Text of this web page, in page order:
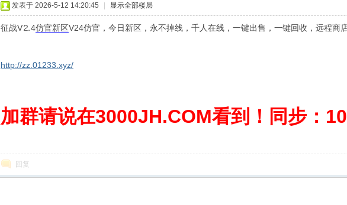
发表于 2026-5-12 14:20:45 显示全部楼层
征战V⒉4仿官新区V24仿官，今日新区，永不掉线，千人在线，一键出售，一键回收，远程商
http://zz.01233.xyz/
加群请说在3000JH.COM看到！同步：
回复